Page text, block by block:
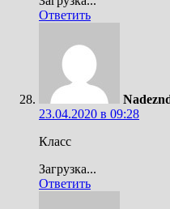
Ответить
23.04.2020 в 09:28
Класс
Загрузка...
Ответить